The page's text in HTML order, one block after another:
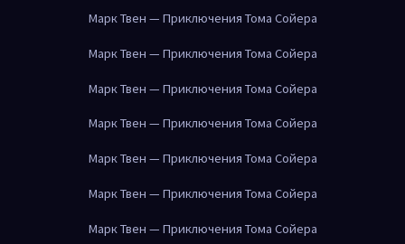
Марк Твен — Приключения Тома Сойера
Марк Твен — Приключения Тома Сойера
Марк Твен — Приключения Тома Сойера
Марк Твен — Приключения Тома Сойера
Марк Твен — Приключения Тома Сойера
Марк Твен — Приключения Тома Сойера
Марк Твен — Приключения Тома Сойера